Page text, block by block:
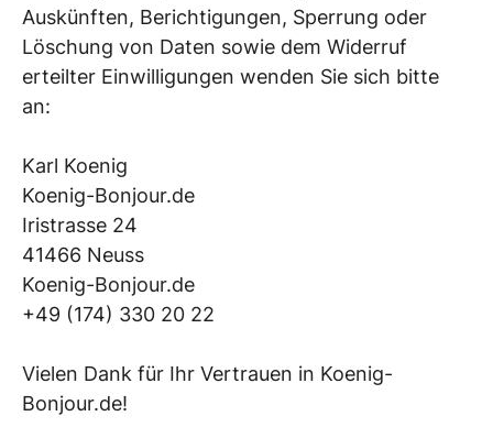
Auskünften, Berichtigungen, Sperrung oder
Löschung von Daten sowie dem Widerruf
erteilter Einwilligungen wenden Sie sich bitte
an:
Karl Koenig
Koenig-Bonjour.de
Iristrasse 24
41466 Neuss
Koenig-Bonjour.de
+49 (174) 330 20 22
Vielen Dank für Ihr Vertrauen in Koenig-
Bonjour.de!